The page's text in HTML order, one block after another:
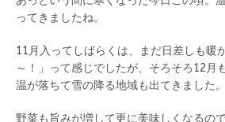
ってきましたね。
11月入ってしばらくは、まだ日差しも暖
～！」って感じでしたが、そろそろ12月
温が落ちて雪の降る地域も出てきました。
野菜も旨みが増して更に美味しくなるの